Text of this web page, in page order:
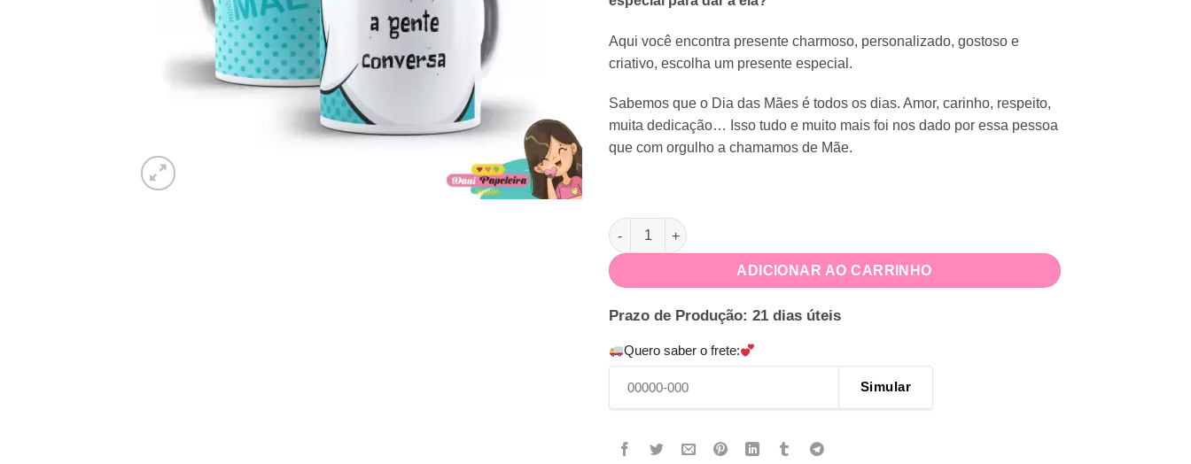
Aqui você encontra presente charmoso, personalizado, gostoso e
criativo, escolha um presente especial.
Sabemos que o Dia das Mães é todos os dias. Amor, carinho, respeito,
muita dedicação… Isso tudo e muito mais foi nos dado por essa pessoa
que com orgulho a chamamos de Mãe.
Caneca Personalizada Dia das Mães quantidade
ADICIONAR AO CARRINHO
Prazo de Produção: 21 dias úteis
Quero saber o frete:
Simular